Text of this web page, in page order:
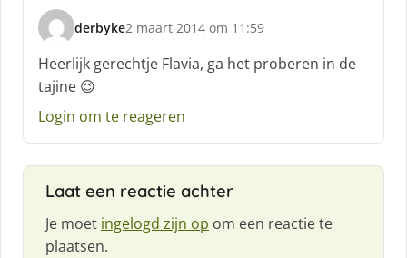
derbyke
s
c
h
r
e
:
2 maart 2014 om 11:59
Heerlijk gerechtje Flavia, ga het proberen in de
tajine 😉
Login om te reageren
Laat een reactie achter
Je moet ingelogd zijn op om een reactie te
plaatsen.